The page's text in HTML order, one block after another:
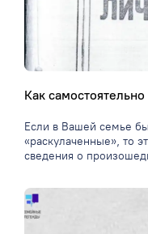
Как
Если в Вашей семье
«раскулаченные», то
сведения о